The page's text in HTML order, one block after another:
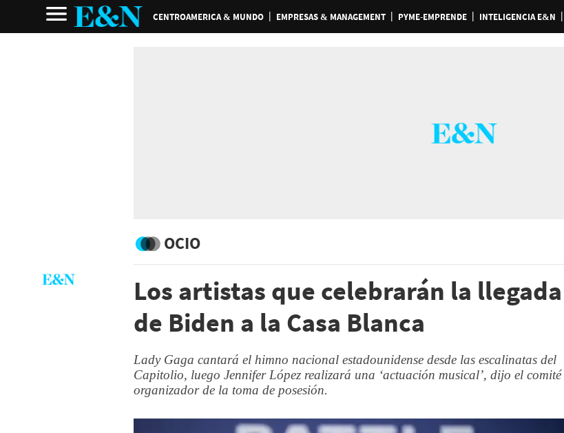
CENTROAMERICA & MUNDO EMPRESAS & MANAGEMENT PYME-EMPRENDE INTELIGENCIA E&N
OCIO
Los artistas que celebrarán la llegada
de Biden a la Casa Blanca
Lady Gaga cantará el himno nacional estadounidense desde las escalinatas del
Capitolio, luego Jennifer López realizará una ‘actuación musical’, dijo el comité
organizador de la toma de posesión.